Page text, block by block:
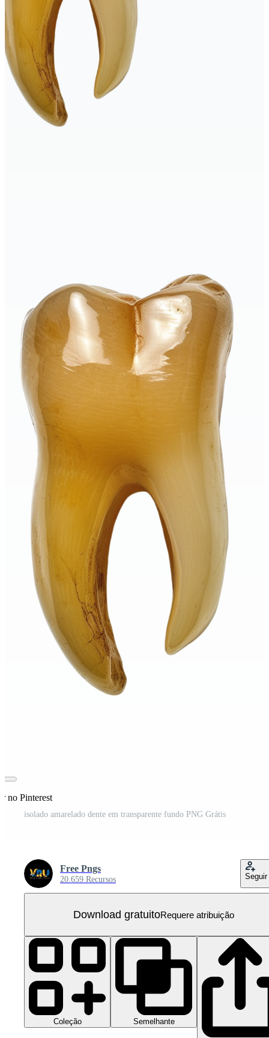
no Pinterest
isolado amarelado dente em transparente fundo PNG Grátis
Free Pngs
20.659 Recursos Seguir
Download gratuitoRequere atribuição
Coleção Semelhante